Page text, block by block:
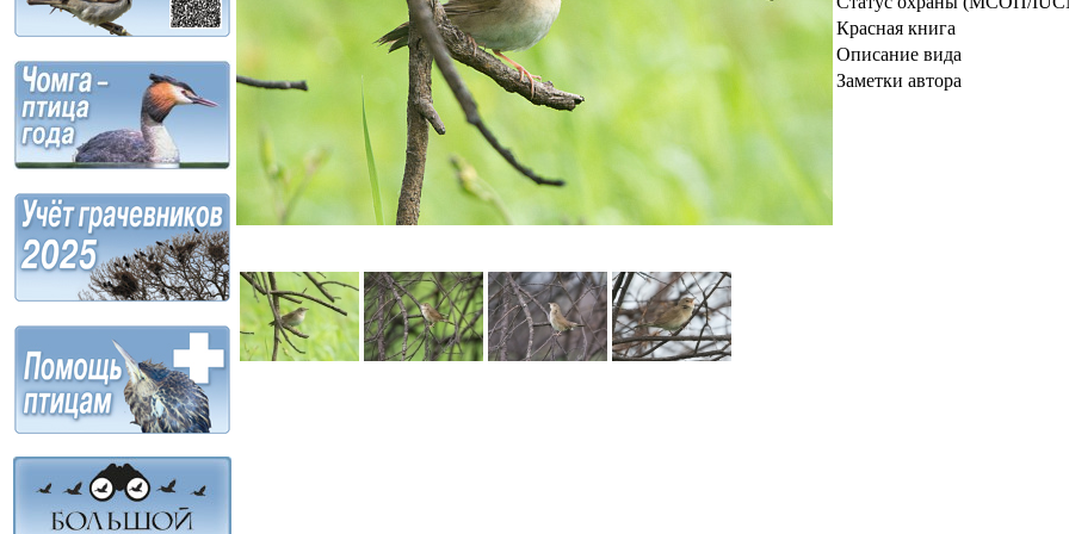
Красная книга
Описание вида
Заметки автора